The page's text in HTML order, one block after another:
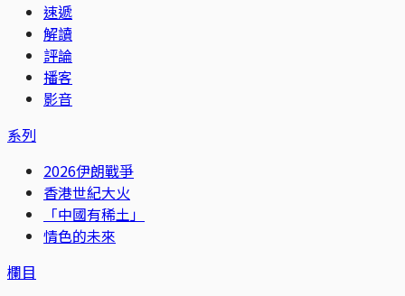
速遞
解讀
評論
播客
影音
系列
2026伊朗戰爭
香港世紀大火
「中國有稀土」
情色的未來
欄目